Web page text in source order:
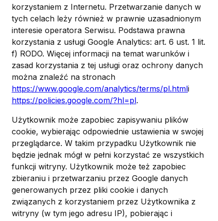
korzystaniem z Internetu. Przetwarzanie danych w
tych celach leży również w prawnie uzasadnionym
interesie operatora Serwisu. Podstawa prawna
korzystania z usługi Google Analytics: art. 6 ust. 1 lit.
f) RODO. Więcej informacji na temat warunków i
zasad korzystania z tej usługi oraz ochrony danych
można znaleźć na stronach
https://www.google.com/analytics/terms/pl.htmli
https://policies.google.com/?hl=pl.
Użytkownik może zapobiec zapisywaniu plików
cookie, wybierając odpowiednie ustawienia w swojej
przeglądarce. W takim przypadku Użytkownik nie
będzie jednak mógł w pełni korzystać ze wszystkich
funkcji witryny. Użytkownik może też zapobiec
zbieraniu i przetwarzaniu przez Google danych
generowanych przez pliki cookie i danych
związanych z korzystaniem przez Użytkownika z
witryny (w tym jego adresu IP), pobierając i